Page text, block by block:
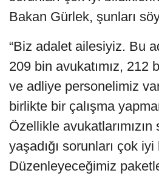
Bakan Gürlek, şunları
“Biz adalet ailesiyiz. Bu
209 bin avukatımız, 212
ve adliye personelimiz
birlikte bir çalışma
Özellikle
yaşadığı sorunları çok
Düzenleyeceğimiz